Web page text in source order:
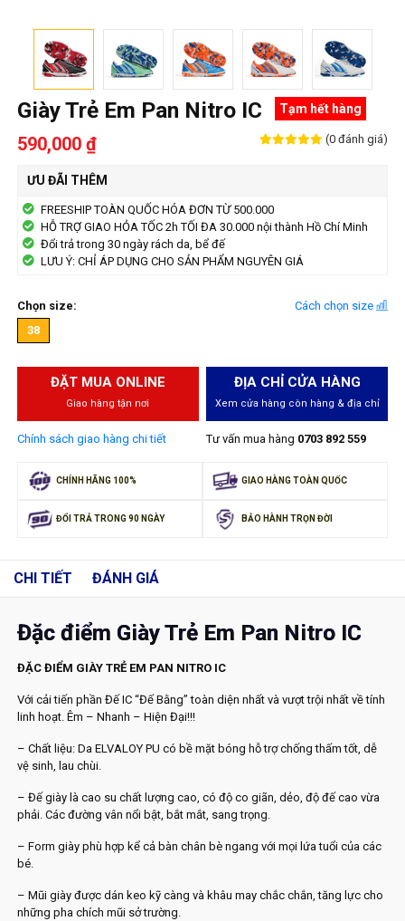
Giày Trẻ Em Pan Nitro IC Tạm hết hàng
590,000 ₫ (0 đánh giá)
ƯU ĐÃI THÊM
FREESHIP TOÀN QUỐC HÓA ĐƠN TỪ 500.000
HỖ TRỢ GIAO HỎA TỐC 2h TỐI ĐA 30.000 nội thành Hồ Chí Minh
Đổi trả trong 30 ngày rách da, bể đế
LƯU Ý: CHỈ ÁP DỤNG CHO SẢN PHẨM NGUYÊN GIÁ
Chọn size:
Cách chọn size
38
ĐẶT MUA ONLINE
Giao hàng tận nơi
Chính sách giao hàng chi tiết
ĐỊA CHỈ CỬA HÀNG
Xem cửa hàng còn hàng & địa chỉ
Tư vấn mua hàng 0703 892 559
CHÍNH HÃNG 100% GIAO HÀNG TOÀN QUỐC
ĐỔI TRẢ TRONG 90 NGÀY BẢO HÀNH TRỌN ĐỜI
CHI TIẾT ĐÁNH GIÁ
Đặc điểm Giày Trẻ Em Pan Nitro IC
ĐẶC ĐIỂM GIÀY TRẺ EM PAN NITRO IC
Với cải tiến phần Đế IC “Đế Bằng” toàn diện nhất và vượt trội nhất về tính
linh hoạt. Êm – Nhanh – Hiện Đại!!!
– Chất liệu: Da ELVALOY PU có bề mặt bóng hỗ trợ chống thấm tốt, dễ
vệ sinh, lau chùi.
– Đế giày là cao su chất lượng cao, có độ co giãn, dẻo, độ đế cao vừa
phải. Các đường vân nổi bật, bắt mắt, sang trọng.
– Form giày phù hợp kể cả bàn chân bè ngang với mọi lứa tuổi của các
bé.
– Mũi giày được dán keo kỹ càng và khâu may chắc chắn, tăng lực cho
những pha chích mũi sở trường.